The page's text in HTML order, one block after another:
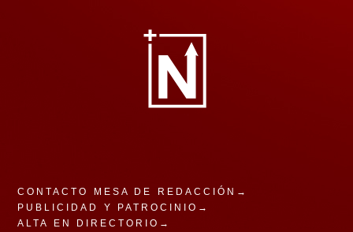
CONTACTO MESA DE REDACCIÓN→
PUBLICIDAD Y PATROCINIO→
ALTA EN DIRECTORIO→